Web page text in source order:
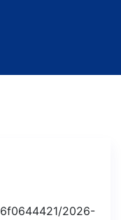
6f0644421/2026-